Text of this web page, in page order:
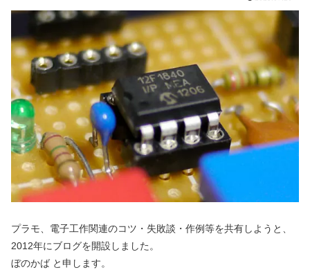
プラモ、電子工作関連のコツ・失敗談・作例等を共有しようと、
2012年にブログを開設しました。
ぼのかば と申します。